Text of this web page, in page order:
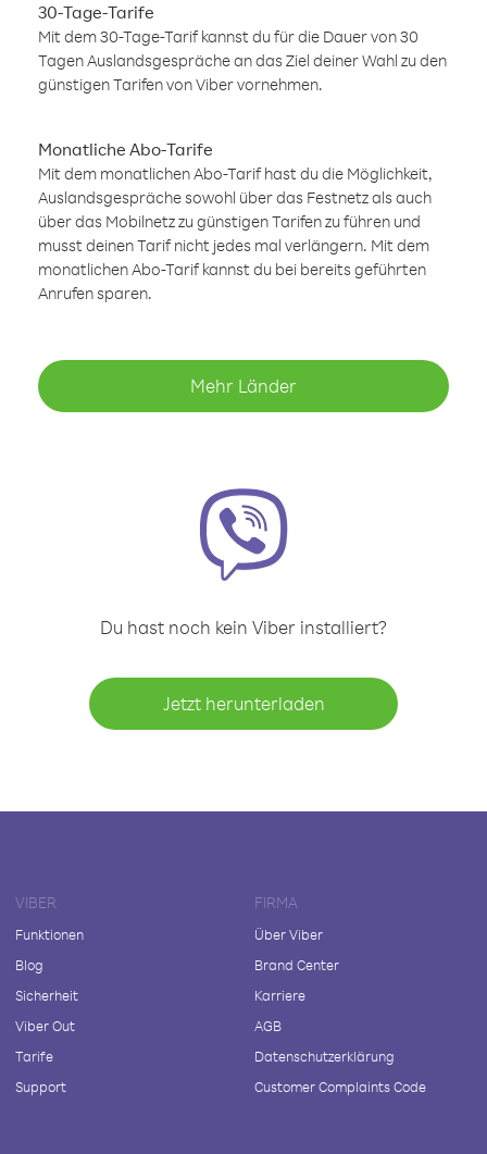
30-Tage-Tarife
Mit dem 30-Tage-Tarif kannst du für die Dauer von 30
Tagen Auslandsgespräche an das Ziel deiner Wahl zu den
günstigen Tarifen von Viber vornehmen.
Monatliche Abo-Tarife
Mit dem monatlichen Abo-Tarif hast du die Möglichkeit,
Auslandsgespräche sowohl über das Festnetz als auch
über das Mobilnetz zu günstigen Tarifen zu führen und
musst deinen Tarif nicht jedes mal verlängern. Mit dem
monatlichen Abo-Tarif kannst du bei bereits geführten
Anrufen sparen.
Mehr Länder
Du hast noch kein Viber installiert?
Jetzt herunterladen
VIBER
Funktionen
Blog
Sicherheit
Viber Out
Tarife
Support
FIRMA
Über Viber
Brand Center
Karriere
AGB
Datenschutzerklärung
Customer Complaints Code